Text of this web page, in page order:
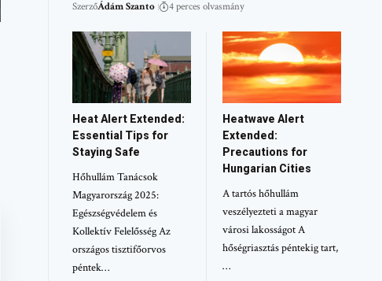
SzerzőÁdám Szanto 4 perces olvasmány
Heat Alert Extended:
Essential Tips for
Staying Safe
Hőhullám Tanácsok
Magyarország 2025:
Egészségvédelem és
Kollektív Felelősség Az
országos tisztifőorvos
péntek…
Heatwave Alert
Extended:
Precautions for
Hungarian Cities
A tartós hőhullám
veszélyezteti a magyar
városi lakosságot A
hőségriasztás péntekig tart,
…